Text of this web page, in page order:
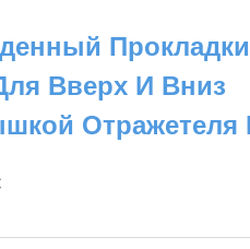
Прокладки
Вверх И Вниз
Отражетеля